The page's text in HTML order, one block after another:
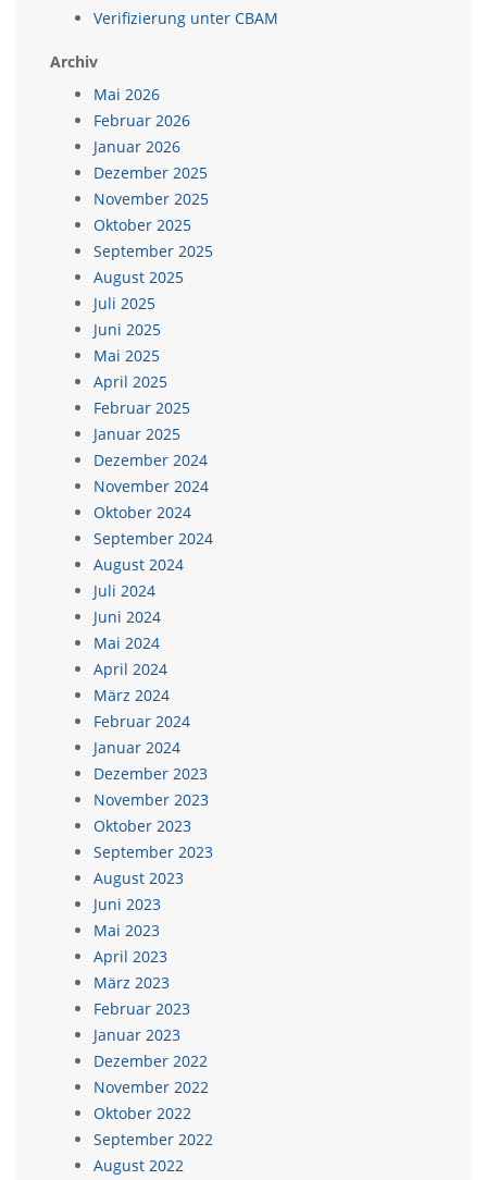
Verifizierung unter CBAM
Archiv
Mai 2026
Februar 2026
Januar 2026
Dezember 2025
November 2025
Oktober 2025
September 2025
August 2025
Juli 2025
Juni 2025
Mai 2025
April 2025
Februar 2025
Januar 2025
Dezember 2024
November 2024
Oktober 2024
September 2024
August 2024
Juli 2024
Juni 2024
Mai 2024
April 2024
März 2024
Februar 2024
Januar 2024
Dezember 2023
November 2023
Oktober 2023
September 2023
August 2023
Juni 2023
Mai 2023
April 2023
März 2023
Februar 2023
Januar 2023
Dezember 2022
November 2022
Oktober 2022
September 2022
August 2022